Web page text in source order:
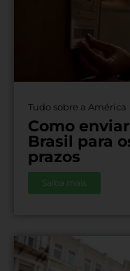
Tudo sobre a América
Como
Brasil para
prazos
Saiba mais